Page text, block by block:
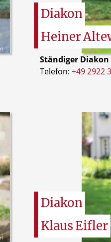
Diakon
Heiner
Ständiger
Telefon: +49 2922
Diakon
KlausEifler